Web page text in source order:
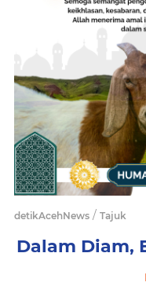
detikAcehNews / Tajuk
Dalam Diam,